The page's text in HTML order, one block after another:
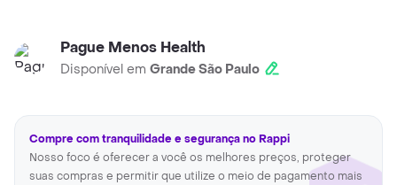
Pague Menos Health
Disponível em Grande São Paulo
Compre com tranquilidade e segurança no Rappi
Nosso foco é oferecer a você os melhores preços, proteger
suas compras e permitir que utilize o meio de pagamento mais